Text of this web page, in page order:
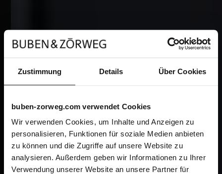
Zustimmung Details Über Cookies
buben-zorweg.com verwendet Cookies
Wir verwenden Cookies, um Inhalte und Anzeigen zu
personalisieren, Funktionen für soziale Medien anbieten
zu können und die Zugriffe auf unsere Website zu
analysieren. Außerdem geben wir Informationen zu Ihrer
Verwendung unserer Website an unsere Partner für